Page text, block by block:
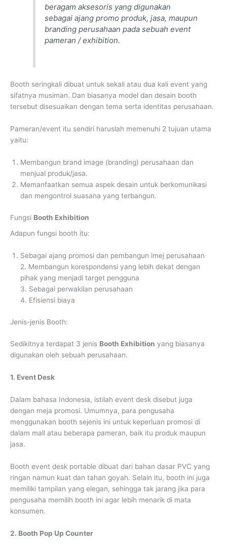
beragam aksesoris yang digunakan
sebagai ajang promo produk, jasa, maupun
branding perusahaan pada sebuah event
pameran / exhibition.
Booth seringkali dibuat untuk sekali atau dua kali event yang
sifatnya musiman. Dan biasanya model dan desain booth
tersebut disesuaikan dengan tema serta identitas perusahaan.
Pameran/event itu sendiri haruslah memenuhi 2 tujuan utama
yaitu:
Membangun brand image (branding) perusahaan dan
menjual produk/jasa.
Memanfaatkan semua aspek desain untuk berkomunikasi
dan mengontrol suasana yang terbangun.
Fungsi Booth Exhibition
Adapun fungsi booth itu:
Sebagai ajang promosi dan pembangun imej perusahaan
2. Membangun korespondensi yang lebih dekat dengan
pihak yang menjadi target pengguna
3. Sebagai perwakilan perusahaan
4. Efisiensi biaya
Jenis-jenis Booth:
Sedikitnya terdapat 3 jenis Booth Exhibition yang biasanya
digunakan oleh sebuah perusahaan.
1. Event Desk
Dalam bahasa Indonesia, istilah event desk disebut juga
dengan meja promosi. Umumnya, para pengusaha
menggunakan booth sejenis ini untuk keperluan promosi di
dalam mall atau beberapa pameran, baik itu produk maupun
jasa.
Booth event desk portable dibuat dari bahan dasar PVC yang
ringan namun kuat dan tahan goyah. Selain itu, booth ini juga
memiliki tampilan yang elegan, sehingga tak jarang jika para
pengusaha memilih booth ini agar lebih menarik di mata
konsumen.
2. Booth Pop Up Counter